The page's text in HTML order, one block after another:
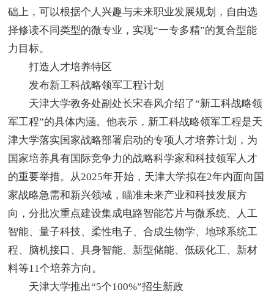
础上，可以根据个人兴趣与未来职业发展规划，自由选
择修读不同类型的微专业，实现“一专多精”的复合型能
力目标。
打造人才培养特区
发布新工科战略领军工程计划
天津大学教务处副处长宋春风介绍了“新工科战略领
军工程”的具体内涵。他表示，新工科战略领军工程是天
津大学落实国家战略部署启动的专项人才培养计划，为
国家培养具有国际竞争力的战略科学家和科技领军人才
的重要举措。从2025年开始，天津大学拟在2年内面向国
家战略急需和新兴领域，瞄准未来产业和科技发展方
向，分批次重点建设集成电路智能芯片与微系统、人工
智能、量子科技、柔性电子、合成生物学、地球系统工
程、脑机接口、具身智能、新型储能、低碳化工、新材
料等11个培养方向。
天津大学推出“5个100%”招生新政